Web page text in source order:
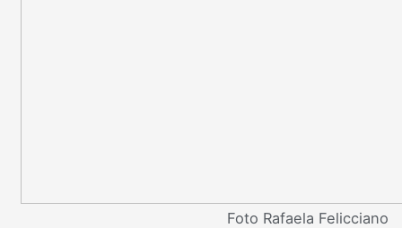
Foto Rafaela Felicciano